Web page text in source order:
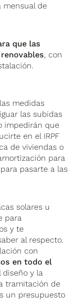
mensual de
que las
, con
medidas
las subidas
impedirán que
en el IRPF
de viviendas o
para
pasarte a las
solares u
para
y te
al respecto.
con
en todo el
diseño y la
tramitación de
un presupuesto